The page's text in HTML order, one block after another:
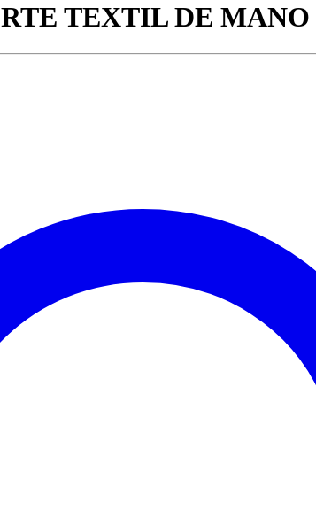
TEXTIL DE